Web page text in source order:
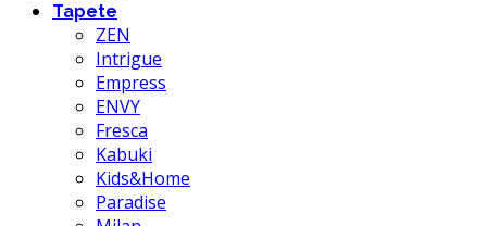
Tapete
ZEN
Intrigue
Empress
ENVY
Fresca
Kabuki
Kids&Home
Paradise